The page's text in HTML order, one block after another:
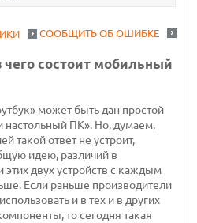
СООБЩИТЬ ОБ ОШИБКЕ
чего состоит мобильный
может быть дан простой
настольный ПК». Но, думаем,
такой ответ не устроит,
идею, различий в
этих двух устройств с каждым
Если раньше производители
и в тех и в других
то сегодня такая